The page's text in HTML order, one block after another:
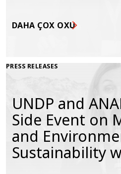
DAHA ÇOX OXU
PRESS RELEASES
UNDP and
Side Event on
and
Sustainability